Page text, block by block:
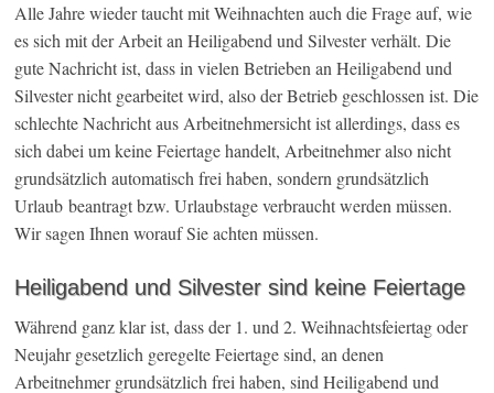
Alle Jahre wieder taucht mit Weihnachten auch die Frage auf, wie
es sich mit der Arbeit an Heiligabend und Silvester verhält. Die
gute Nachricht ist, dass in vielen Betrieben an Heiligabend und
Silvester nicht gearbeitet wird, also der Betrieb geschlossen ist. Die
schlechte Nachricht aus Arbeitnehmersicht ist allerdings, dass es
sich dabei um keine Feiertage handelt, Arbeitnehmer also nicht
grundsätzlich automatisch frei haben, sondern grundsätzlich
Urlaub beantragt bzw. Urlaubstage verbraucht werden müssen.
Wir sagen Ihnen worauf Sie achten müssen.
Heiligabend und Silvester sind keine Feiertage
Während ganz klar ist, dass der 1. und 2. Weihnachtsfeiertag oder
Neujahr gesetzlich geregelte Feiertage sind, an denen
Arbeitnehmer grundsätzlich frei haben, sind Heiligabend und